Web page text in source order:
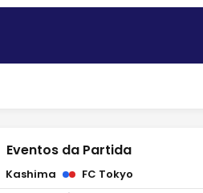
Eventos da Partida
Kashima
FC Tokyo